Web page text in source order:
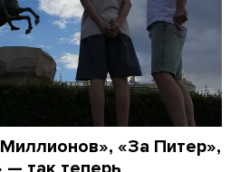
«За Питер»,